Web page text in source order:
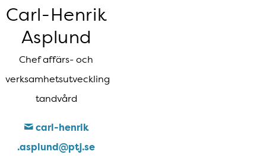
Carl-Henrik
Asplund
Chef affärs- och
verksamhetsutveckling
tandvård
carl-henrik​
.asplund​@ptj​.se